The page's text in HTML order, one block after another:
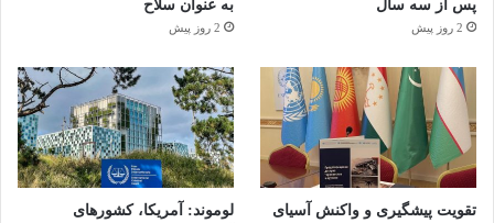
پس از سه سال
2 روز پیش
به عنوان سلاح
2 روز پیش
تقویت پیشگیری و واکنش آسیای
لوموند: آمریکا، کشورهای